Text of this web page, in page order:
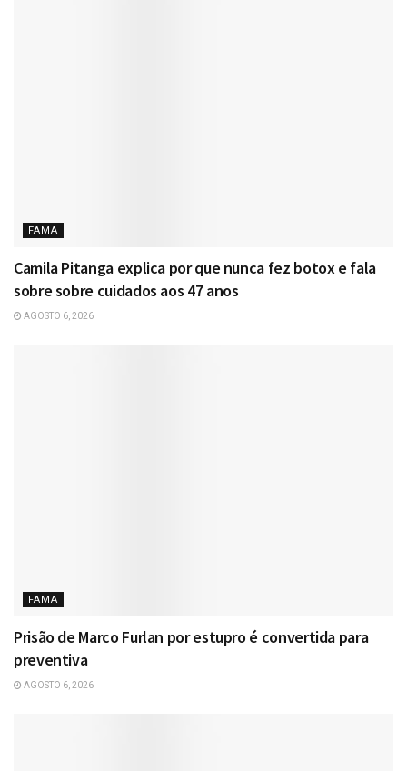
FAMA
Camila Pitanga explica por que nunca fez botox e fala
sobre sobre cuidados aos 47 anos
AGOSTO 6, 2026
FAMA
Prisão de Marco Furlan por estupro é convertida para
preventiva
AGOSTO 6, 2026